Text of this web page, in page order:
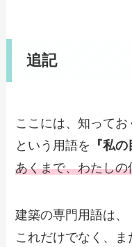
追記
ここには、知ってお
という用語を
『私の
あくまで、わたし
建築の専門用語は、
これだけでなく、ま